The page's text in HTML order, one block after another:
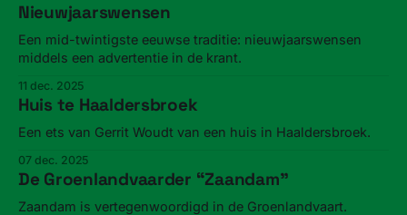
Nieuwjaarswensen
Een mid-twintigste eeuwse traditie: nieuwjaarswensen
middels een advertentie in de krant.
11 dec. 2025
Huis te Haaldersbroek
Een ets van Gerrit Woudt van een huis in Haaldersbroek.
07 dec. 2025
De Groenlandvaarder “Zaandam”
Zaandam is vertegenwoordigd in de Groenlandvaart.